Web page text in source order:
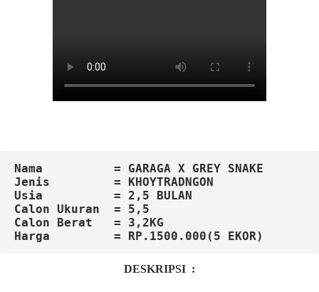
Nama          = GARAGA X GREY SNAKE
Jenis         = KHOYTRADNGON
Usia          = 2,5 BULAN
Calon Ukuran  = 5,5
Harga         = RP.1500.000(5 EKOR)
DESKRIPSI :